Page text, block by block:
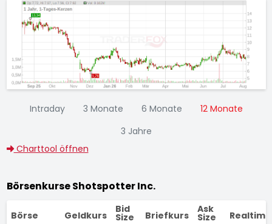
Intraday 3 Monate 6 Monate
12 Monate
3 Jahre
Charttool öffnen
Börsenkurse Shotspotter Inc.
Börse Geldkurs
Bid
Size Briefkurs
Ask
Size